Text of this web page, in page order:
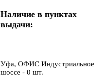
Наличие в пунктах
выдачи:
Уфа, ОФИС Индустриальное
шоссе - 0 шт.